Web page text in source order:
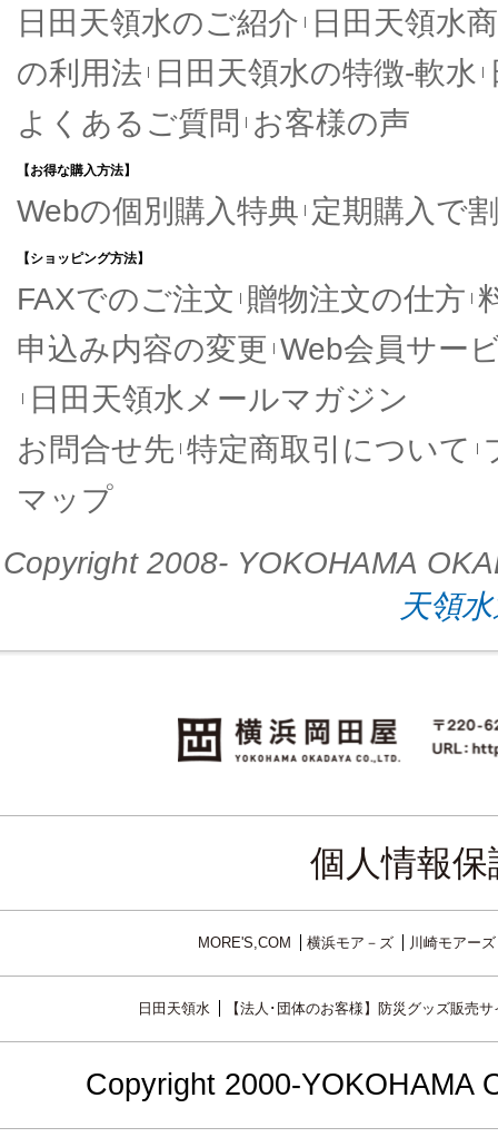
日田天領水のご紹介 日田天領水
の利用法 日田天領水の特徴-軟水
よくあるご質問 お客様の声
【お得な購入方法】
Webの個別購入特典 定期購入で
【ショッピング方法】
FAXでのご注文 贈物注文の仕方
申込み内容の変更 Web会員サー
日田天領水メールマガジン
お問合せ先 特定商取引について
マップ
Copyright 2008- YOKOHAMA
天領
個人情報保
MORE'S,COM 横浜モア－ズ 川崎モアーズ
日田天領水 【法人･団体のお客様】防災グッズ販売サ
Copyright 2000-YOKOHAMA